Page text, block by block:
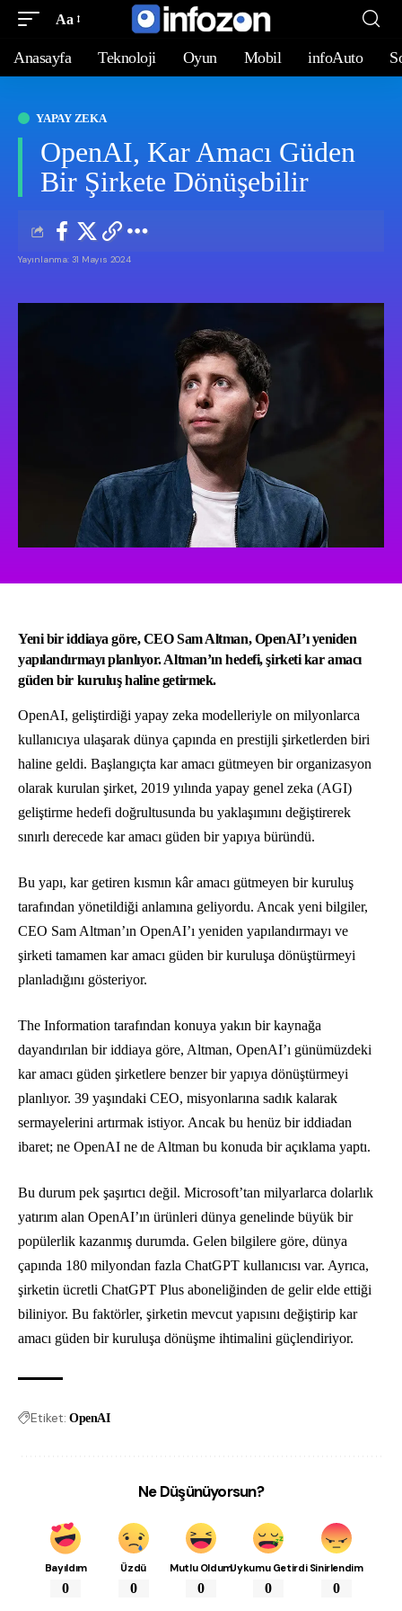
Aa
Anasayfa Teknoloji Oyun Mobil infoAuto
YAPAY ZEKA
OpenAI, Kar Amacı Güden
Bir Şirkete Dönüşebilir
Yayınlanma: 31 Mayıs 2024
Yeni bir iddiaya göre, CEO Sam Altman, OpenAI’ı yeniden
yapılandırmayı planlıyor. Altman’ın hedefi, şirketi kar amacı
güden bir kuruluş haline getirmek.
OpenAI, geliştirdiği yapay zeka modelleriyle on milyonlarca
kullanıcıya ulaşarak dünya çapında en prestijli şirketlerden biri
haline geldi. Başlangıçta kar amacı gütmeyen bir organizasyon
olarak kurulan şirket, 2019 yılında yapay genel zeka (AGI)
geliştirme hedefi doğrultusunda bu yaklaşımını değiştirerek
sınırlı derecede kar amacı güden bir yapıya büründü.
Bu yapı, kar getiren kısmın kâr amacı gütmeyen bir kuruluş
tarafından yönetildiği anlamına geliyordu. Ancak yeni bilgiler,
CEO Sam Altman’ın OpenAI’ı yeniden yapılandırmayı ve
şirketi tamamen kar amacı güden bir kuruluşa dönüştürmeyi
planladığını gösteriyor.
The Information tarafından konuya yakın bir kaynağa
dayandırılan bir iddiaya göre, Altman, OpenAI’ı günümüzdeki
kar amacı güden şirketlere benzer bir yapıya dönüştürmeyi
planlıyor. 39 yaşındaki CEO, misyonlarına sadık kalarak
sermayelerini artırmak istiyor. Ancak bu henüz bir iddiadan
ibaret; ne OpenAI ne de Altman bu konuda bir açıklama yaptı.
Bu durum pek şaşırtıcı değil. Microsoft’tan milyarlarca dolarlık
yatırım alan OpenAI’ın ürünleri dünya genelinde büyük bir
popülerlik kazanmış durumda. Gelen bilgilere göre, dünya
çapında 180 milyondan fazla ChatGPT kullanıcısı var. Ayrıca,
şirketin ücretli ChatGPT Plus aboneliğinden de gelir elde ettiği
biliniyor. Bu faktörler, şirketin mevcut yapısını değiştirip kar
amacı güden bir kuruluşa dönüşme ihtimalini güçlendiriyor.
Etiket: OpenAI
Ne Düşünüyorsun?
Bayıldım
0
Üzdü
0
Mutlu Oldum
0
Uykumu Getirdi
0
Sinirlendim
0